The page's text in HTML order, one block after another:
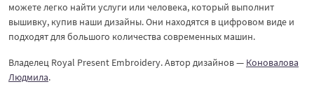
можете легко найти услуги или человека, который выполнит
вышивку, купив наши дизайны. Они находятся в цифровом виде и
подходят для большого количества современных машин.
Владелец Royal Present Embroidery. Автор дизайнов — Коновалова
Людмила.